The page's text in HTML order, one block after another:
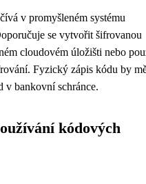
v promyšleném systému
se vytvořit šifrovanou
cloudovém úložišti nebo
Fyzický zápis kódu by
v bankovní schránce.
kódových